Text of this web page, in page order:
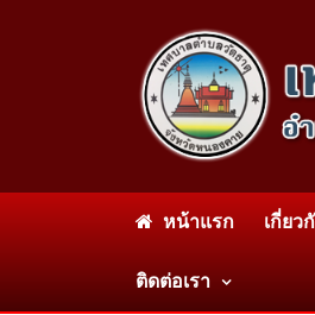
หน้าแรก เกี่ยว
ติดต่อเรา